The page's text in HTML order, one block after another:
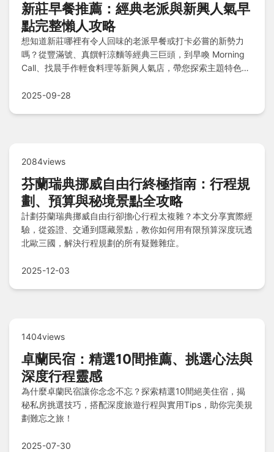
新莊早餐推薦：經典老派與新興人氣早
點完整懶人攻略
想知道新莊哪裡有令人回味的老派早餐或打卡必嘗的新勢力
嗎？從豐滿號、真饌軒涼麵等經典三巨頭，到早喚 Morning
Call、找晨手作輕食料理等新興人氣店，帶您探索主題特色早
讓您輕鬆吃遍在地美味！
2025-09-28
2084views
芬蘭瑞典挪威自由行終極指南：行程規
劃、預算與秘境景點全攻略
計劃芬蘭瑞典挪威自由行卻擔心行程太複雜？本文分享實際經
驗，從簽證、交通到隱藏景點，教你如何用有限預算深度玩透
北歐三國，解決行程規劃的所有疑難雜症。
2025-12-03
1404views
卓蘭民宿：精選10間推薦、挑選心法與
深度行程靈感
為什麼卓蘭民宿讓你念念不忘？探索精選10間絕美住宿，揭
秘私房挑選技巧，搭配深度旅遊行程與實用Tips，助你完美規
劃難忘之旅！
2025-07-30